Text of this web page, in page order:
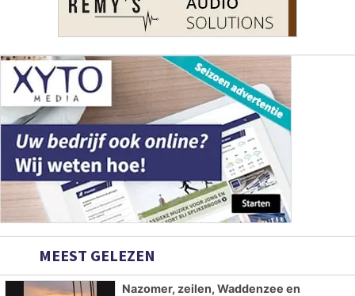
MEEST GELEZEN
Nazomer, zeilen, Waddenzee en